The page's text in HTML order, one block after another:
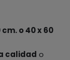
cm. o 40 x 60
calidad o